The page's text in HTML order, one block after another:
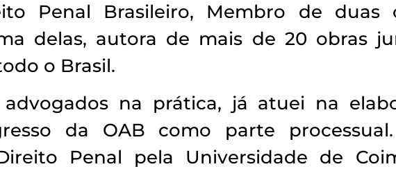
Penal Brasileiro, Membro de duas
delas, autora de mais de 20 obras
o Brasil.
na prática, já atuei na
da OAB como parte
Penal pela Universidade de